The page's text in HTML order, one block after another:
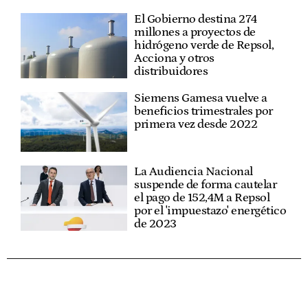
El Gobierno destina 274
millones a proyectos de
hidrógeno verde de Repsol,
Acciona y otros
distribuidores
Siemens Gamesa vuelve a
beneficios trimestrales por
primera vez desde 2022
La Audiencia Nacional
suspende de forma cautelar
el pago de 152,4M a Repsol
por el 'impuestazo' energético
de 2023